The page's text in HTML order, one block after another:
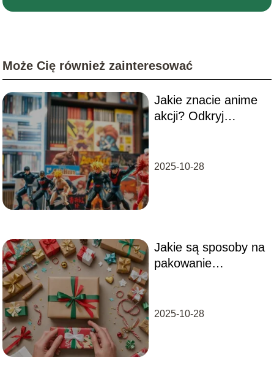
Może Cię również zainteresować
Jakie znacie anime
akcji? Odkryj
2025-10-28
Jakie są sposoby na
pakowanie
2025-10-28